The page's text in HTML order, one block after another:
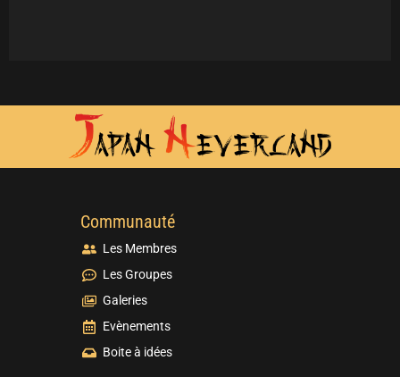
Communauté
Les Membres
Les Groupes
Galeries
Evènements
Boite à idées